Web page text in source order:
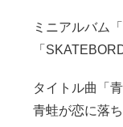
ミニアルバム
「
タイトル曲「
青蛙が恋に落